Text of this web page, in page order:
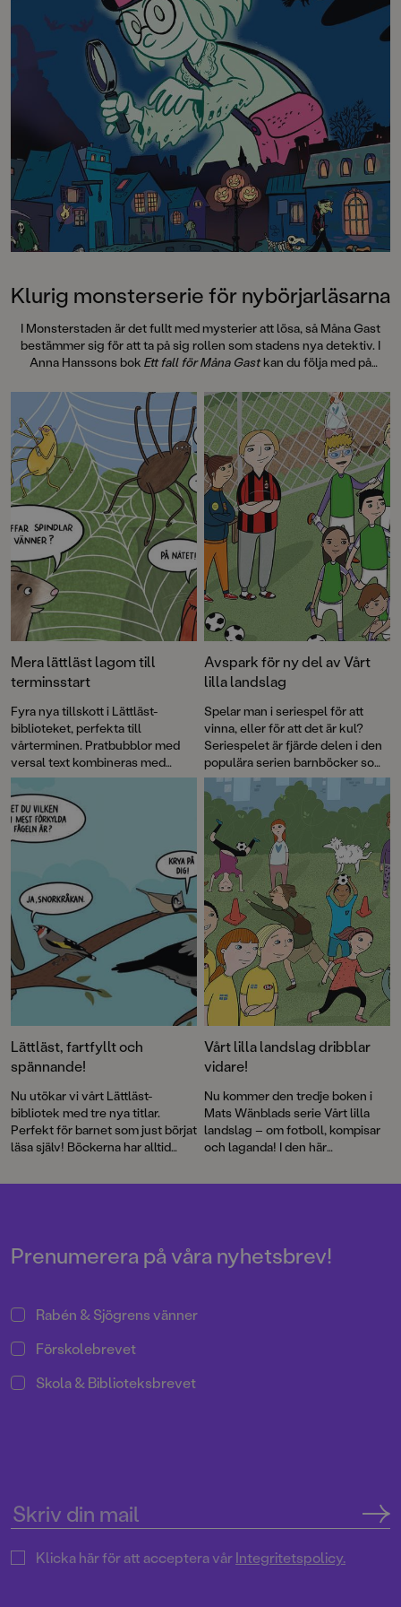
coolaste djur enligt Julia och Stora
roliga skogsboken. Sanna Borell är
en mångsidig illustratör som
utkommit med flera egna
bilderböcker och gjort sig känd för
sin färgsprakande och fantasifulla
illustrationsstil.Läs också:Enkla
och roliga fakta om rymdenEnkla
och roliga fakta om hajarEnkla och
roliga fakta om kroppen
behändigt format
Klurig monsterserie för nybörjarläsarna
I Monsterstaden är det fullt med mysterier att lösa, så Måna Gast
bestämmer sig för att ta på sig rollen som stadens nya detektiv. I
Anna Hanssons bok Ett fall för Måna Gastkan du följa med på
här är den första boken i serien Mysterier i Monsterstaden, med
illustrationer av Gustaf Lord.
Mera lättläst lagom till
terminsstart
Fyra nya tillskott i Lättläst-
biblioteket, perfekta till
vårterminen. Pratbubblor med
versal text kombineras med
läsvänliga gemener i brödtexten.
Det klockrena sättet att öva
läsning!
Avspark för ny del av Vårt
lilla landslag
Spelar man i seriespel för att
vinna, eller för att det är kul?
Seriespelet är fjärde delen i den
populära serien barnböcker som
tagits fram i samarbete med
Svenska Fotbollförbundet.
Lättläst, fartfyllt och
spännande!
Nu utökar vi vårt Lättläst-
bibliotek med tre nya titlar.
Perfekt för barnet som just börjat
läsa själv! Böckerna har alltid
pratbubblor med versal text.
Vårt lilla landslag dribblar
vidare!
Nu kommer den tredje boken i
Mats Wänblads serie Vårt lilla
landslag – om fotboll, kompisar
och laganda! I den här
det är så kul att storsatsa –
Prenumerera på våra nyhetsbrev!
Rabén & Sjögrens vänner
Förskolebrevet
Skola & Biblioteksbrevet
Klicka här för att acceptera vårIntegritetspolicy.